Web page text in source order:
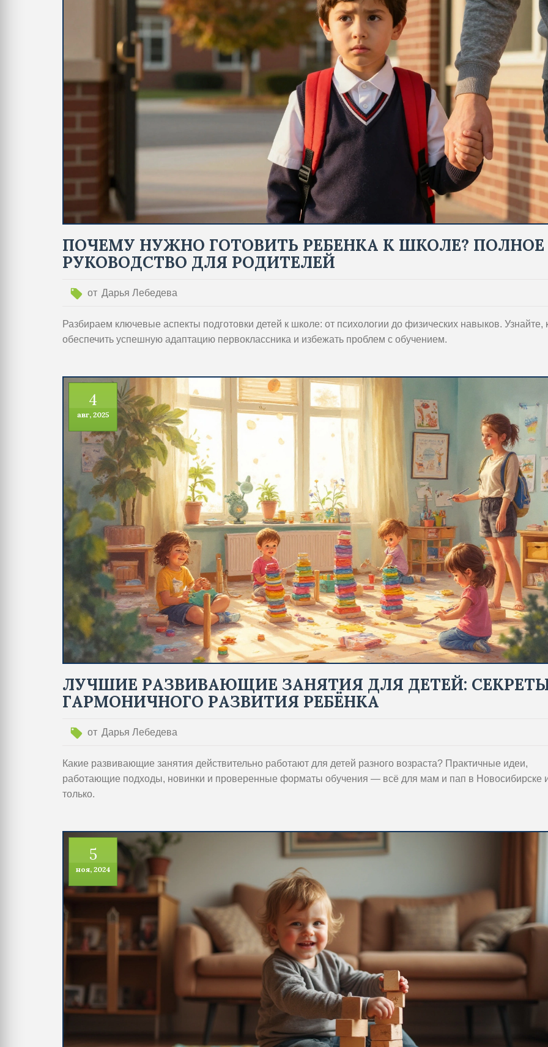
ПОЧЕМУ НУЖНО ГОТОВИТЬ РЕБЕНКА К ШКОЛЕ? ПОЛНОЕ
РУКОВОДСТВО ДЛЯ РОДИТЕЛЕЙ
от Дарья Лебедева
Разбираем ключевые аспекты подготовки детей к школе: от психологии до физических навыков. Узнайте,
обеспечить успешную адаптацию первоклассника и избежать проблем с обучением.
4
авг, 2025
ЛУЧШИЕ РАЗВИВАЮЩИЕ ЗАНЯТИЯ ДЛЯ ДЕТЕЙ:
ГАРМОНИЧНОГО РАЗВИТИЯ РЕБЁНКА
от Дарья Лебедева
Какие развивающие занятия действительно работают для детей разного возраста? Практичные идеи,
работающие подходы, новинки и проверенные форматы обучения — всё для мам и пап в Новосибирске
только.
5
ноя, 2024